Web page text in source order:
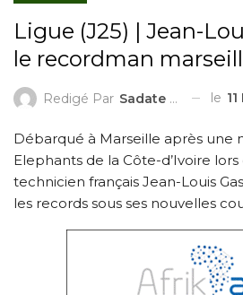
Ligue (J25) | Jean-
le recordman
Redigé Par Sadate ZAKARI le
Débarqué à Marseille après une
Elephants de la Côte-d’Ivoire lors
technicien français Jean-Louis
les records sous ses nouvelles